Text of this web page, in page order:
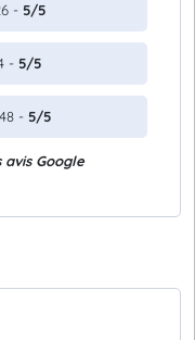
- 5/5
- 5/5
- 5/5
avis Google